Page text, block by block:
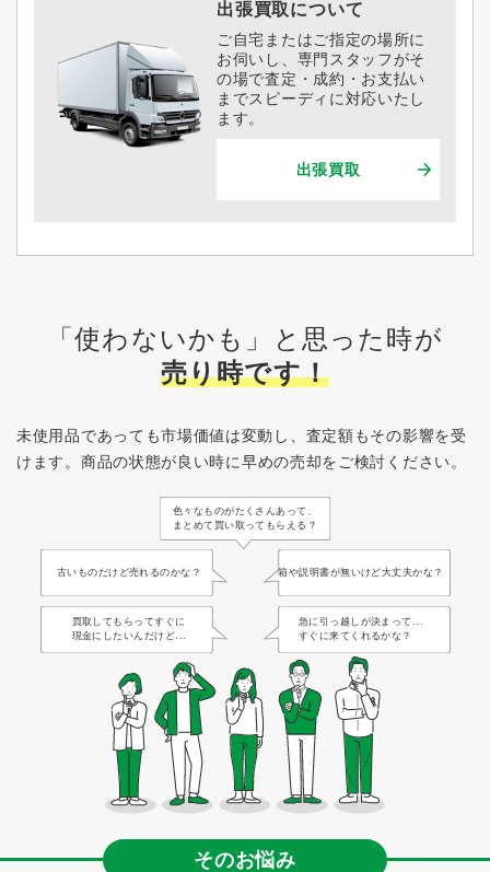
出張買取について
ご自宅またはご指定の場所に
お伺いし、専門スタッフがそ
の場で査定・成約・お支払い
までスピーディに対応いたし
ます。
出張買取
「使わないかも」と思った時が
売り時です！
未使用品であっても市場価値は変動し、査定額もその影響を受
けます。 商品の状態が良い時に早めの売却をご検討ください。
色々なものがたくさんあって、
まとめて買い取ってもらえる？
古いものだけど売れるのかな？ 箱や説明書が無いけど大丈夫かな？
買取してもらってすぐに
現金にしたいんだけど...
急に引っ越しが決まって...
すぐに来てくれるかな？
そのお悩み